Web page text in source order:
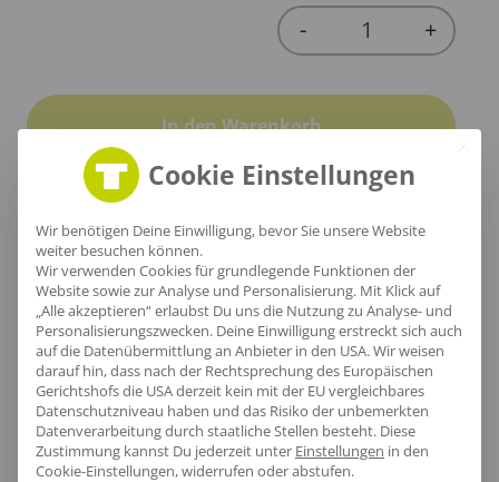
Quantity
- +
In den Warenkorb
Produktinfo
Artikel-Nr.:NE67701
Geschlecht:Herren
Armlänge:Langarm
Obermaterial:80% Baumwolle / 20% Polyester
Cookie Einstellungen
Wir benötigen Deine Einwilligung, bevor Sie unsere Website
weiter besuchen können.
Wir verwenden Cookies für grundlegende Funktionen der
Website sowie zur Analyse und Personalisierung. Mit Klick auf
„Alle akzeptieren“ erlaubst Du uns die Nutzung zu Analyse- und
Personalisierungszwecken. Deine Einwilligung erstreckt sich auch
auf die Datenübermittlung an Anbieter in den USA. Wir weisen
darauf hin, dass nach der Rechtsprechung des Europäischen
Gerichtshofs die USA derzeit kein mit der EU vergleichbares
Datenschutzniveau haben und das Risiko der unbemerkten
Datenverarbeitung durch staatliche Stellen besteht. Diese
Zustimmung kannst Du jederzeit unter Einstellungen in den
Cookie-Einstellungen, widerrufen oder abstufen.